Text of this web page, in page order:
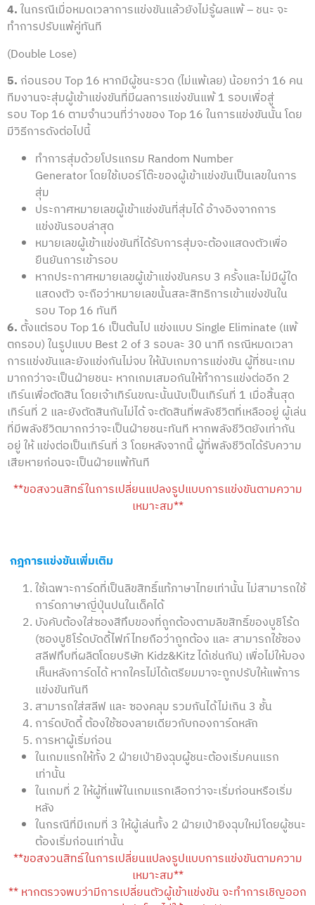
4.ในกรณีเมื่อหมดเวลาการแข่งขันแล้วยังไม่รู้ผลแพ้ – ชนะ จะ
ทำการปรับแพ้คู่ทันที
(Double Lose)
5. ก่อนรอบ Top 16 หากมีผู้ชนะรวด (ไม่แพ้เลย) น้อยกว่า 16 คน
ทีมงานจะสุ่มผู้เข้าแข่งขันที่มีผลการแข่งขันแพ้ 1 รอบเพื่อสู่
รอบ Top 16 ตามจำนวนที่ว่างของ Top 16 ในการแข่งขันนั้น โดย
มีวิธีการดังต่อไปนี้
ทำการสุ่มด้วยโปรแกรม Random Number
Generator โดยใช้เบอร์โต๊ะของผู้เข้าแข่งขันเป็นเลขในการ
สุ่ม
ประกาศหมายเลขผู้เข้าแข่งขันที่สุ่มได้ อ้างอิงจากการ
แข่งขันรอบล่าสุด
หมายเลขผู้เข้าแข่งขันที่ได้รับการสุ่มจะต้องแสดงตัวเพื่อ
ยืนยันการเข้ารอบ
หากประกาศหมายเลขผู้เข้าแข่งขันครบ 3 ครั้งและไม่มีผู้ใด
แสดงตัว จะถือว่าหมายเลขนั้นสละสิทธิการเข้าแข่งขันใน
รอบ Top 16 ทันที
6. ตั้งแต่รอบ Top 16 เป็นต้นไป แข่งแบบ Single Eliminate (แพ้
ตกรอบ) ในรูปแบบ Best 2 of 3 รอบละ 30 นาที กรณีหมดเวลา
การแข่งขันและยังแข่งกันไม่จบ ให้นับเกมการแข่งขัน ผู้ที่ชนะเกม
มากกว่าจะเป็นฝ่ายชนะ หากเกมเสมอกันให้ทำการแข่งต่ออีก 2
เทิร์นเพื่อตัดสิน โดยเจ้าเทิร์นขณะนั้นนับเป็นเทิร์นที่ 1 เมื่อสิ้นสุด
เทิร์นที่ 2 และยังตัดสินกันไม่ได้ จะตัดสินที่พลังชีวิตที่เหลืออยู่ ผู้เล่น
ที่มีพลังชีวิตมากกว่าจะเป็นฝ่ายชนะทันที หากพลังชีวิตยังเท่ากัน
อยู่ ให้ แข่งต่อเป็นเทิร์นที่ 3 โดยหลังจากนี้ ผู้ที่พลังชีวิตได้รับความ
เสียหายก่อนจะเป็นฝ่ายแพ้ทันที
**ขอสงวนสิทธ์ในการเปลี่ยนแปลงรูปแบบการแข่งขันตามความ
เหมาะสม**
กฎการแข่งขันเพิ่มเติม
ใช้เฉพาะการ์ดที่เป็นลิขสิทธิ์แท้ภาษาไทยเท่านั้น ไม่สามารถใช้
การ์ดภาษาญี่ปุ่นปนในเด็คได้
บังคับต้องใส่ซองสีทึบของที่ถูกต้องตามลิขสิทธิ์ของบูชิโร้ด
(ซองบูชิโร้ดบัดดี้ไฟท์ไทยถือว่าถูกต้อง และ สามารถใช้ซอง
สลีฟทึบที่ผลิตโดยบริษัท Kidz&Kitz ได้เช่นกัน) เพื่อไม่ให้มอง
เห็นหลังการ์ดได้ หากใครไม่ได้เตรียมมาจะถูกปรับให้แพ้การ
แข่งขันทันที
สามารถใส่สลีฟ และ ซองคลุม รวมกันได้ไม่เกิน 3 ชั้น
การ์ดบัดดี้ ต้องใช้ซองลายเดียวกับกองการ์ดหลัก
การหาผู้เริ่มก่อน
ในเกมแรกให้ทั้ง 2 ฝ่ายเป่ายิงฉุบผู้ชนะต้องเริ่มคนแรก
เท่านั้น
ในเกมที่ 2 ให้ผู้ที่แพ้ในเกมแรกเลือกว่าจะเริ่มก่อนหรือเริ่ม
หลัง
ในกรณีที่มีเกมที่ 3 ให้ผู้เล่นทั้ง 2 ฝ่ายเป่ายิงฉุบใหม่โดยผู้ชนะ
ต้องเริ่มก่อนเท่านั้น
**ขอสงวนสิทธ์ในการเปลี่ยนแปลงรูปแบบการแข่งขันตามความ
เหมาะสม**
** หากตรวจพบว่ามีการเปลี่ยนตัวผู้เข้าแข่งขัน จะทำการเชิญออก